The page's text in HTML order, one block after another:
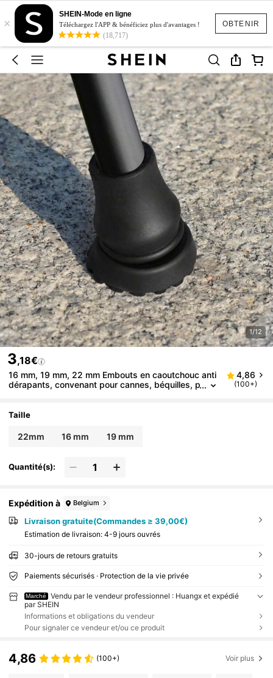
OBTENIR
×
SHEIN-Mode en ligne
Téléchargez l'APP & bénéficiez plus d'avantages !
(18,717)
1/12
3,18€
16 mm, 19 mm, 22 mm Embouts en caoutchouc anti
dérapants, convenant pour cannes, béquilles, p
4,86
(100+)
Taille
22mm 16 mm 19 mm
Quantité(s):
Expédition à Belgium
Livraison gratuite(Commandes ≥ 39,00€)
Estimation de livraison: 4-9 jours ouvrés
30-jours de retours gratuits
Paiements sécurisés · Protection de la vie privée
Marché
Vendu par le vendeur professionnel : Huangx et expédié
par SHEIN
Informations et obligations du vendeur
Pour signaler ce vendeur et/ou ce produit
4,86 (100+) Voir plus